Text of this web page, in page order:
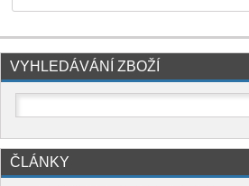
VYHLEDÁVÁNÍ ZBOŽÍ
ČLÁNKY